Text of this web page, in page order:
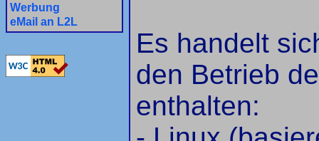
Werbung
eMail an L2L
Es handelt
den Betrieb
enthalten: